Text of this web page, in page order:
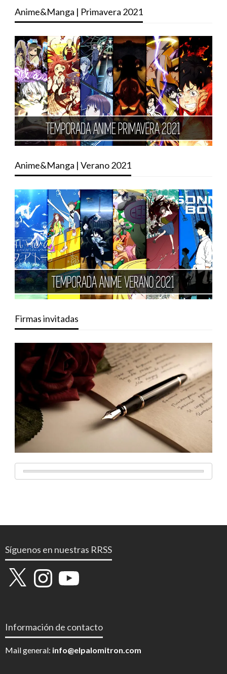
Anime&Manga | Primavera 2021
Anime&Manga | Verano 2021
Firmas invitadas
Síguenos en nuestras RRSS
X InstagramYouTube
Información de contacto
Mail general: info@elpalomitron.com